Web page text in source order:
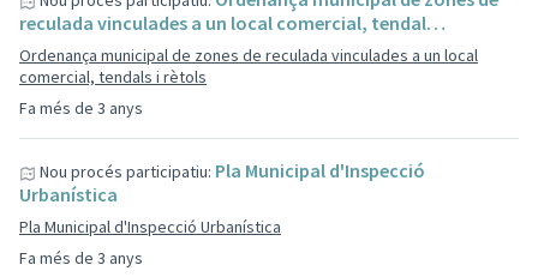
Fa més de 3 anys
reculada vinculades a un local comercial, tendal…
Ordenança municipal de zones de reculada vinculades a un local
comercial, tendals i rètols
Fa més de 3 anys
Nou procés participatiu: Pla Municipal d'Inspecció
Urbanística
Pla Municipal d'Inspecció Urbanística